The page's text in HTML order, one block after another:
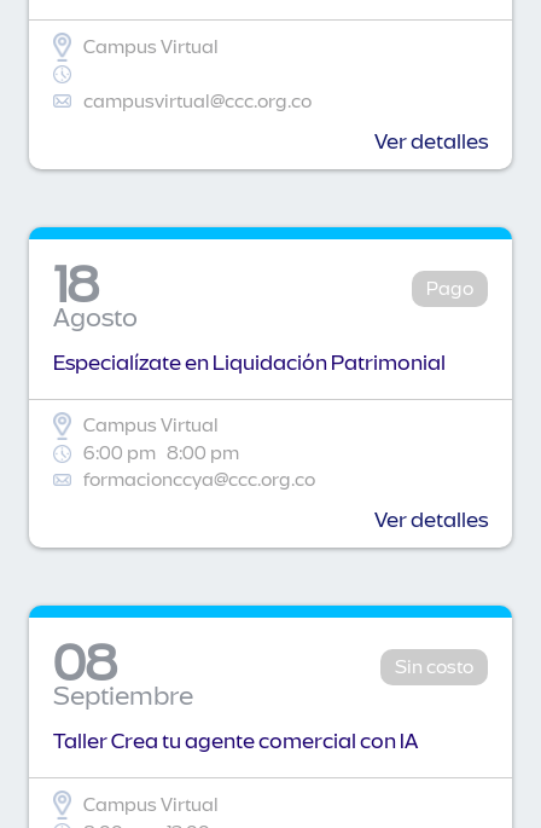
Campus Virtual
campusvirtual@ccc.org.co
Ver detalles
18
Agosto
Pago
Especialízate en Liquidación Patrimonial
Campus Virtual
6:00 pm 8:00 pm
formacionccya@ccc.org.co
Ver detalles
08
Septiembre
Sin costo
Taller Crea tu agente comercial con IA
Campus Virtual